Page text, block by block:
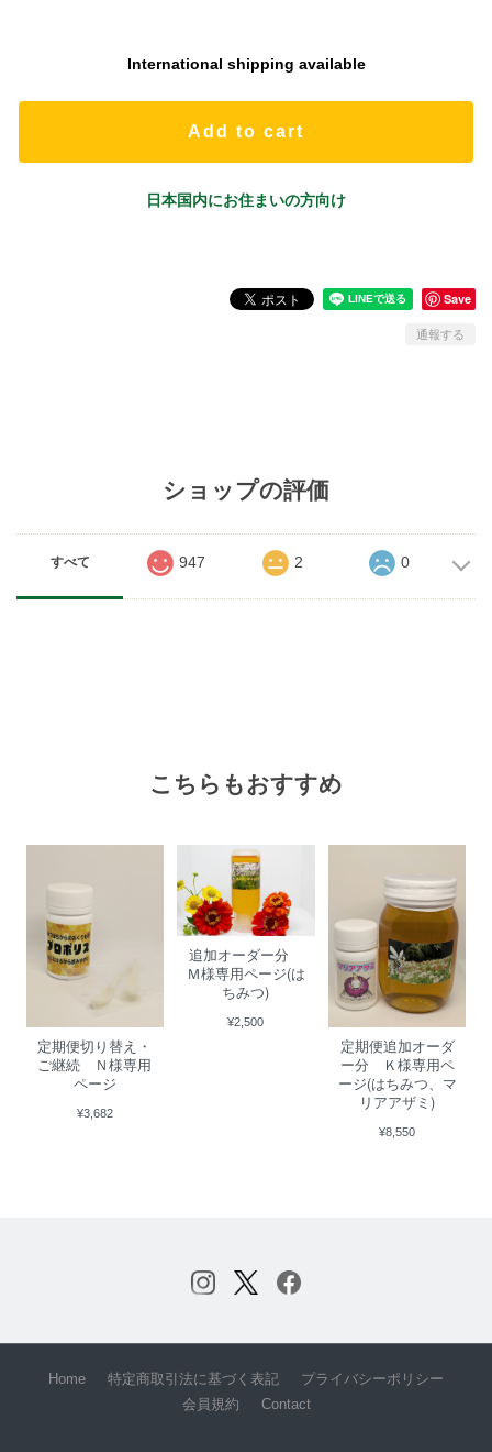
International shipping available
Add to cart
日本国内にお住まいの方向け
Save
通報する
ショップの評価
すべて 947 2 0
こちらもおすすめ
定期便切り替え・
ご継続 Ｎ様専用
ページ
¥3,682
追加オーダー分
Ｍ様専用ページ(は
ちみつ)
¥2,500
定期便追加オーダ
ー分 Ｋ様専用ペ
ージ(はちみつ、マ
リアアザミ)
¥8,550
Home 特定商取引法に基づく表記
プライバシーポリシー
会員規約
Contact